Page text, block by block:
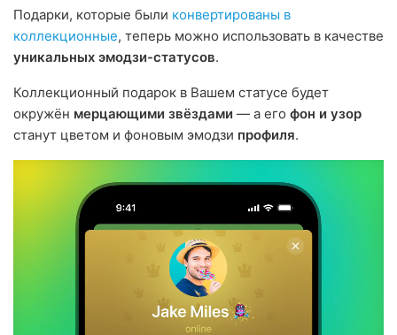
Подарки, которые были конвертированы в
коллекционные, теперь можно использовать в качестве
уникальных эмодзи-статусов.
Коллекционный подарок в Вашем статусе будет
окружён мерцающими звёздами — а его фон и узор
станут цветом и фоновым эмодзи профиля.